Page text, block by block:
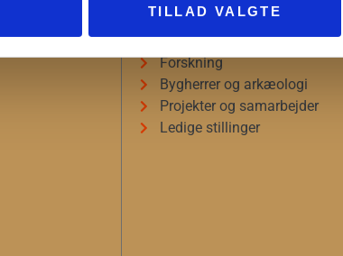
TILLAD VALGTE
Bliv frivillig
Museumsforeningerne
Forskning
Bygherrer og arkæologi
Projekter og samarbejder
Ledige stillinger